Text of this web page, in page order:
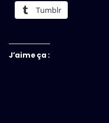
Tumblr
J’aime ça :